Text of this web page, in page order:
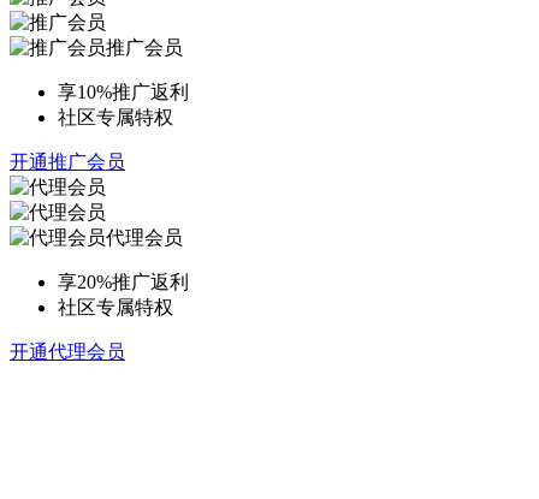
推广会员
享10%推广返利
社区专属特权
开通推广会员
代理会员
享20%推广返利
社区专属特权
开通代理会员